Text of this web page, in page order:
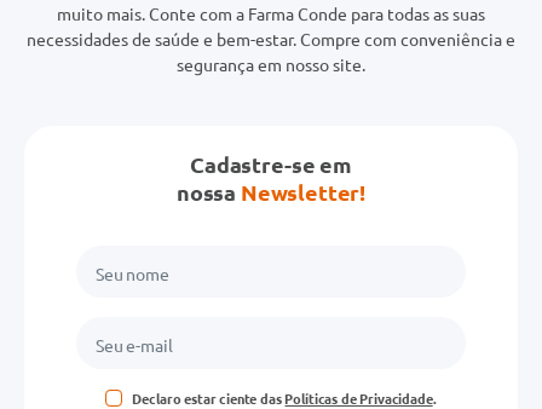
muito mais. Conte com a Farma Conde para todas as suas
necessidades de saúde e bem-estar. Compre com conveniência e
segurança em nosso site.
Cadastre-se em
nossa Newsletter!
Declaro estar ciente dasPolíticas de Privacidade.